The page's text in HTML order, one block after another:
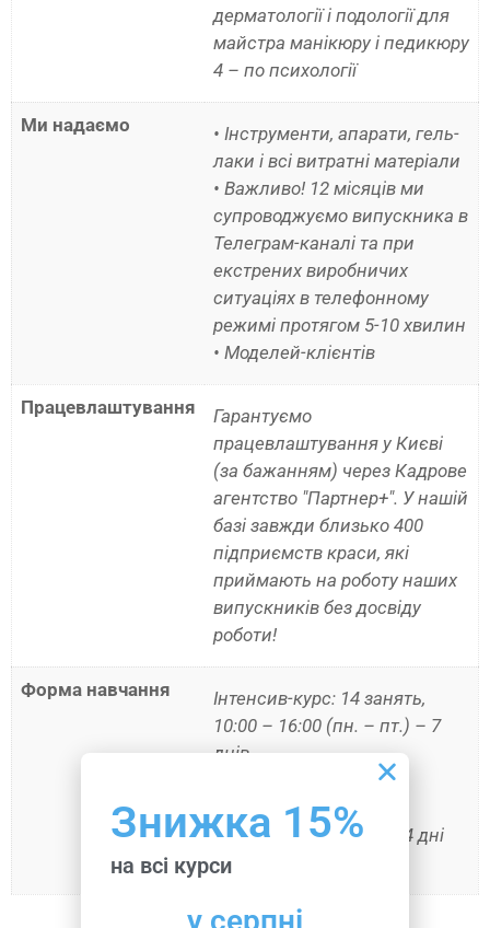
дерматології і подології для
майстра манікюру і педикюру
4 – по психології
Ми надаємо
• Інструменти, апарати, гель-
лаки і всі витратні матеріали
• Важливо! 12 місяців ми
супроводжуємо випускника в
Телеграм-каналі та при
екстрених виробничих
ситуаціях в телефонному
режимі протягом 5-10 хвилин
• Моделей-клієнтів
Працевлаштування
Гарантуємо
працевлаштування у Києві
(за бажанням) через Кадрове
агентство "Партнер+". У нашій
базі завжди близько 400
підприємств краси, які
приймають на роботу наших
випускників без досвіду
роботи!
Форма навчання
Інтенсив-курс: 14 занять,
10:00 – 16:00 (пн. – пт.) – 7
днів
Стажування 5 днів за
обраною програмою
Школа вихідного дня: 4 дні
(10:00 – 17:00)
Знижка 15%
на всі курси